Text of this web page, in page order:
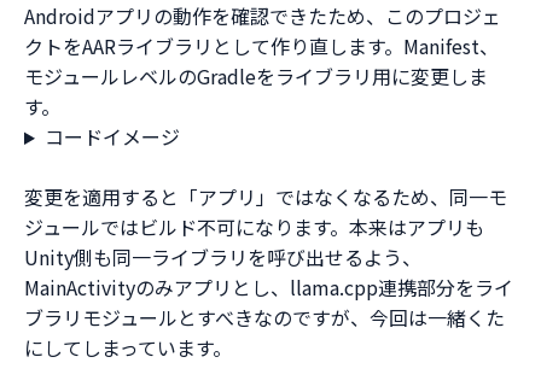
Androidアプリの動作を確認できたため、このプロジェ
クトをAARライブラリとして作り直します。Manifest、
モジュールレベルのGradleをライブラリ用に変更しま
す。
コードイメージ
変更を適用すると「アプリ」ではなくなるため、同一モ
ジュールではビルド不可になります。本来はアプリも
Unity側も同一ライブラリを呼び出せるよう、
MainActivityのみアプリとし、llama.cpp連携部分をライ
ブラリモジュールとすべきなのですが、今回は一緒くた
にしてしまっています。